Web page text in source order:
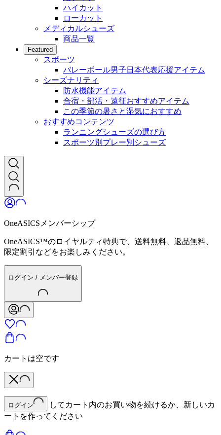
ハイカット
ローカット
メディカルシューズ
商品一覧
Featured
スポーツ
バレーボール男子日本代表応援アイテム
シーズナリティ
防水機能アイテム
合宿・部活・遠征おすすめアイテム
この季節の暑さと湿気におすすめ
おすすめコンテンツ
ランニングシューズの選び方
スポーツ別プレー別シューズ
OneASICSメンバーシップ
OneASICS™のロイヤルティ特典で、送料無料、返品無料、
限定割引などをお楽しみください。
ログイン / メンバー登録
カートは空です
ログイン
してカート内のお買い物を続けるか、新しいカ
ートを作ってください